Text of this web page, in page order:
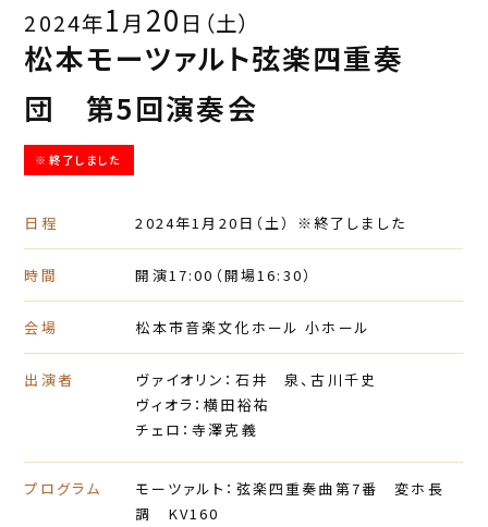
2024年1 月 20 日（土）
松本モーツァルト弦楽四重奏
団 第5回演奏会
※終了しました
日程 2024年1月20日 （土） ※終了しました
時間 開演17:00 （開場16:30）
会場 松本市音楽文化ホール 小ホール
出演者
ヴァイオリン：石井 泉、古川千史
ヴィオラ：横田裕祐
チェロ：寺澤克義
プログラム
モーツァルト：弦楽四重奏曲第7番 変ホ長
調 KV160